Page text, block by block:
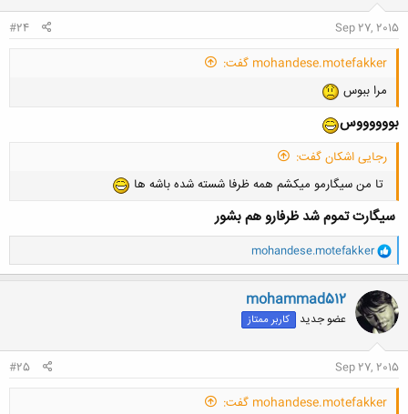
Sep 27, 2015
#24
mohandese.motefakker گفت:
مرا ببوس
بووووووس
رجایی اشکان گفت:
تا من سیگارمو میکشم همه ظرفا شسته شده باشه ها
سیگارت تموم شد ظرفارو هم بشور
و
ا
ک
ن
ش
ه
ا
mohandese.motefakker
mohammad512
عضو جدید کاربر ممتاز
Sep 27, 2015
#25
mohandese.motefakker گفت: